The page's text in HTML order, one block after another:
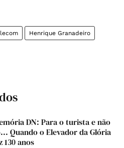
Henrique Granadeiro
DN: Para o turista e não
Quando o Elevador da Glória
130 anos